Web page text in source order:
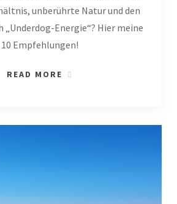
unberührte Natur und den
„Underdog-Energie“? Hier meine
10 Empfehlungen!
READ MORE